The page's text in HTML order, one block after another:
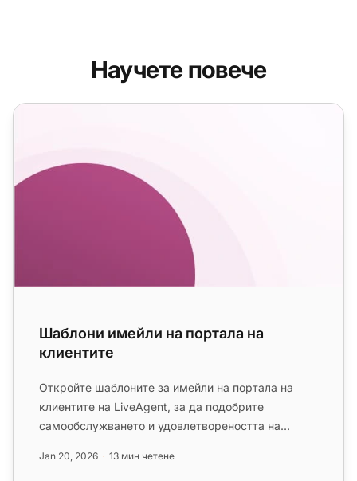
Научете повече
Шаблони имейли на портала на клиентите
Шаблони имейли на портала на
клиентите
Откройте шаблоните за имейли на портала на
клиентите на LiveAgent, за да подобрите
самообслужването и удовлетвореността на
Jan 20, 2026 13 мин четене